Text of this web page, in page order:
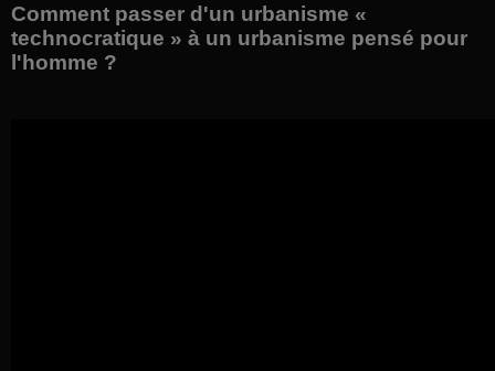
Comment passer d'un urbanisme «
technocratique » à un urbanisme pensé pour
l'homme ?